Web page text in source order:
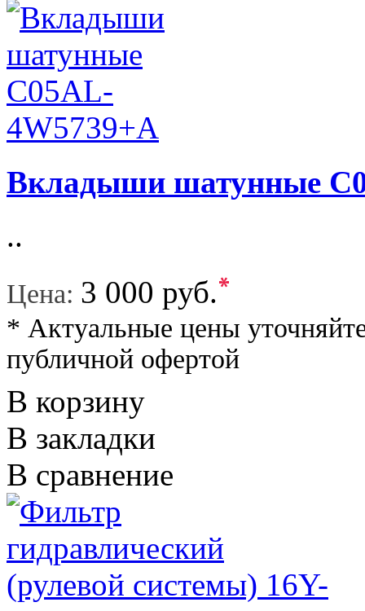
Вкладыши шатунные
..
Цена: 3 000 руб.*
* Актуальные цены
публичной офертой
В корзину
В закладки
В сравнение